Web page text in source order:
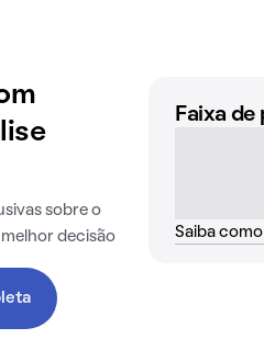
sobre o
decisão
Faixa
Saiba